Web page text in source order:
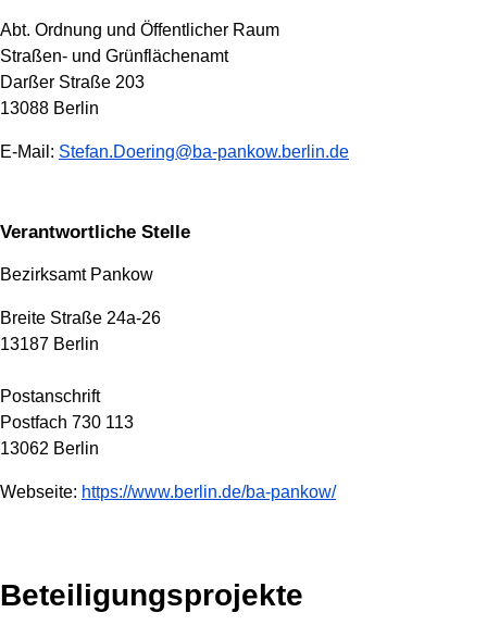
Abt. Ordnung und Öffentlicher Raum
Straßen- und Grünflächenamt
Darßer Straße 203
13088 Berlin
E-Mail: Stefan.Doering@ba-pankow.berlin.de
Verantwortliche Stelle
Bezirksamt Pankow
Breite Straße 24a-26
13187 Berlin
Postanschrift
Postfach 730 113
13062 Berlin
Webseite: https://www.berlin.de/ba-pankow/
Beteiligungsprojekte